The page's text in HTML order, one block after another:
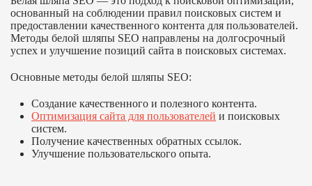
основанный на соблюдении правил поисковых систем и
предоставлении качественного контента для пользователей.
Методы белой шляпы SEO направлены на долгосрочный
успех и улучшение позиций сайта в поисковых системах.
Основные методы белой шляпы SEO:
Создание качественного и полезного контента.
Оптимизация сайта для пользователей и поисковых
систем.
Получение качественных обратных ссылок.
Улучшение пользовательского опыта.